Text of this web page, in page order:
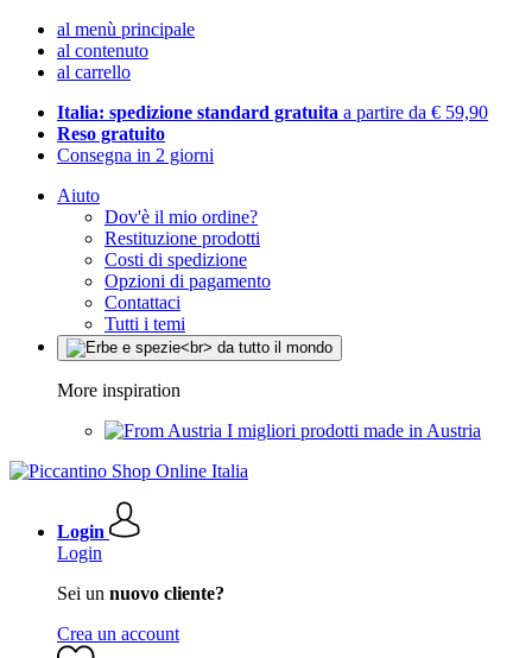
al menù principale
al contenuto
al carrello
Italia: spedizione standard gratuita a partire da € 59,90
Reso gratuito
Consegna in 2 giorni
Aiuto
Dov'è il mio ordine?
Restituzione prodotti
Costi di spedizione
Opzioni di pagamento
Contattaci
Tutti i temi
More inspiration
I migliori prodotti made in Austria
Login
Login
Sei un nuovo cliente?
Crea un account